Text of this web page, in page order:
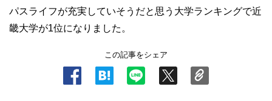
パスライフが充実していそうだと思う大学ランキングで近
畿大学が1位になりました。
この記事をシェア